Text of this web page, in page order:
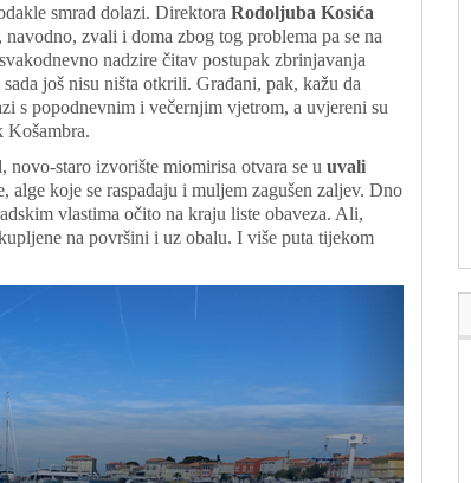
smrad dolazi. Direktora Rodoljuba Kosića
navodno, zvali i doma zbog tog problema pa se na
nadzire čitav postupak zbrinjavanja
sada još nisu ništa otkrili. Građani, pak, kažu da
s popodnevnim i večernjim vjetrom, a uvjereni su
Košambra.
staro izvorište miomirisa otvara se u uvali
alge koje se raspadaju i muljem zagušen zaljev. Dno
vlastima očito na kraju liste obaveza. Ali,
na površini i uz obalu. I više puta tijekom